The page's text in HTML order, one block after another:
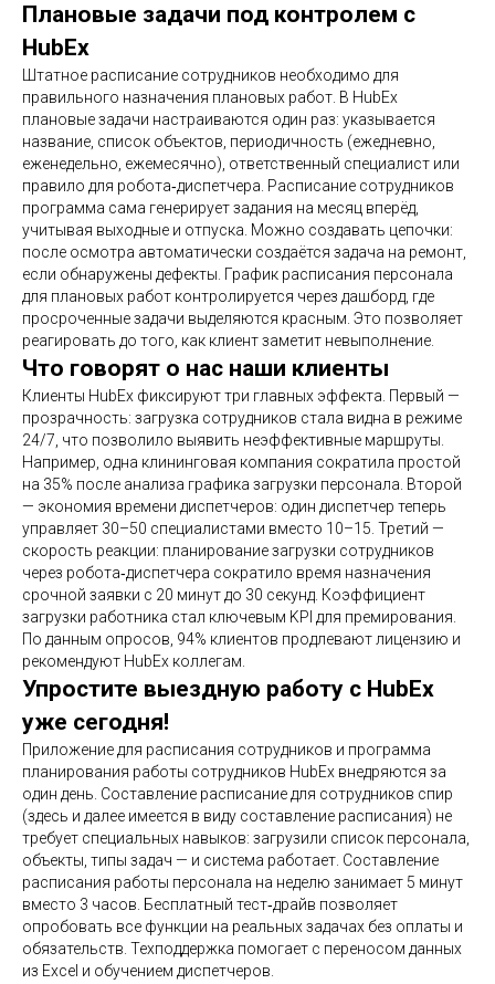
Плановые задачи под контролем с
HubEx
Штатное расписание сотрудников необходимо для
правильного назначения плановых работ. В HubEx
плановые задачи настраиваются один раз: указывается
название, список объектов, периодичность (ежедневно,
еженедельно, ежемесячно), ответственный специалист или
правило для робота‑диспетчера. Расписание сотрудников
программа сама генерирует задания на месяц вперёд,
учитывая выходные и отпуска. Можно создавать цепочки:
после осмотра автоматически создаётся задача на ремонт,
если обнаружены дефекты. График расписания персонала
для плановых работ контролируется через дашборд, где
просроченные задачи выделяются красным. Это позволяет
реагировать до того, как клиент заметит невыполнение.
Что говорят о нас наши клиенты
Клиенты HubEx фиксируют три главных эффекта. Первый —
прозрачность: загрузка сотрудников стала видна в режиме
24/7, что позволило выявить неэффективные маршруты.
Например, одна клининговая компания сократила простой
на 35% после анализа графика загрузки персонала. Второй
— экономия времени диспетчеров: один диспетчер теперь
управляет 30–50 специалистами вместо 10–15. Третий —
скорость реакции: планирование загрузки сотрудников
через робота‑диспетчера сократило время назначения
срочной заявки с 20 минут до 30 секунд. Коэффициент
загрузки работника стал ключевым KPI для премирования.
По данным опросов, 94% клиентов продлевают лицензию и
рекомендуют HubEx коллегам.
Упростите выездную работу с HubEx
уже сегодня!
Приложение для расписания сотрудников и программа
планирования работы сотрудников HubEx внедряются за
один день. Составление расписание для сотрудников спир
(здесь и далее имеется в виду составление расписания) не
требует специальных навыков: загрузили список персонала,
объекты, типы задач — и система работает. Составление
расписания работы персонала на неделю занимает 5 минут
вместо 3 часов. Бесплатный тест‑драйв позволяет
опробовать все функции на реальных задачах без оплаты и
обязательств. Техподдержка помогает с переносом данных
из Excel и обучением диспетчеров.